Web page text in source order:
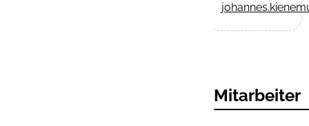
Mitarbeiter